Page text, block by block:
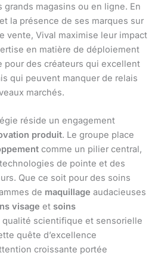
grands magasins ou en ligne. En
la présence de ses marques sur
vente, Vival maximise leur impact
en matière de déploiement
pour des créateurs qui excellent
qui peuvent manquer de relais
marchés.
réside un engagement
produit. Le groupe place
comme un pilier central,
de pointe et des
Que ce soit pour des soins
de maquillage audacieuses
visage et soins
qualité scientifique et sensorielle
quête d’excellence
croissante portée